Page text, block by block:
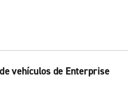
vehículos de Enterprise